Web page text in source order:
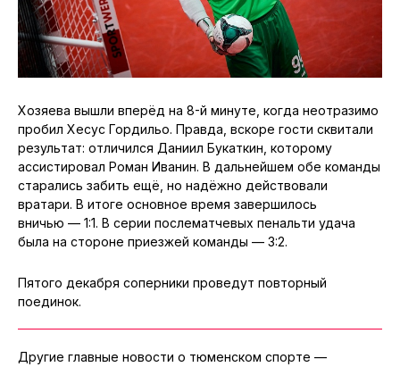
Хозяева вышли вперёд на 8-й минуте, когда неотразимо
пробил Хесус Гордильо. Правда, вскоре гости сквитали
результат: отличился Даниил Букаткин, которому
ассистировал Роман Иванин. В дальнейшем обе команды
старались забить ещё, но надёжно действовали
вратари. В итоге основное время завершилось
вничью — 1:1. В серии послематчевых пенальти удача
была на стороне приезжей команды — 3:2.
Пятого декабря соперники проведут повторный
поединок.
Другие главные новости о тюменском спорте —